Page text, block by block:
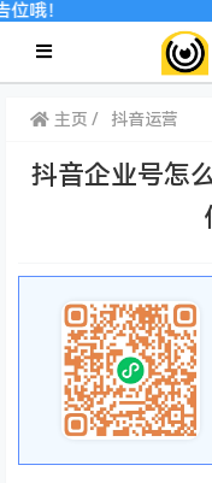
哦！
主页 抖音运营
抖音企业号怎